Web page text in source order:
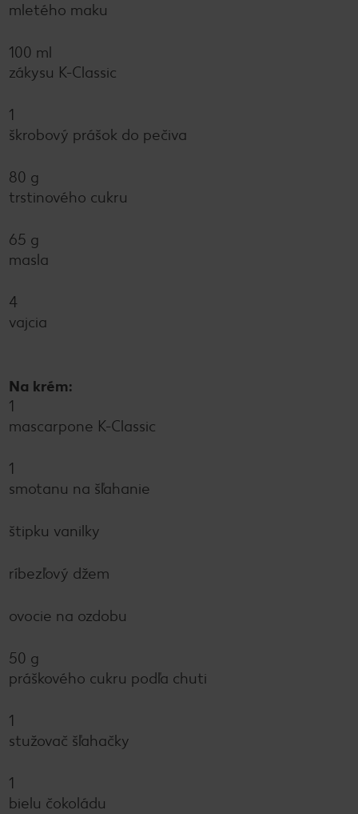
mletého maku
100 ml
zákysu K-Classic
1
škrobový prášok do pečiva
80 g
trstinového cukru
65 g
masla
4
vajcia
Na krém:
1
mascarpone K-Classic
1
smotanu na šľahanie
štipku vanilky
ríbezľový džem
ovocie na ozdobu
50 g
práškového cukru podľa chuti
1
stužovač šľahačky
1
bielu čokoládu